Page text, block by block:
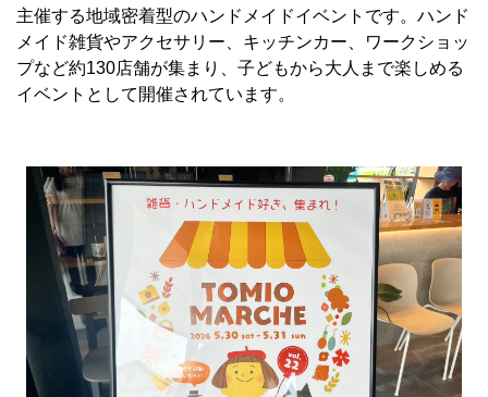
主催する地域密着型のハンドメイドイベントです。ハンド
メイド雑貨やアクセサリー、キッチンカー、ワークショッ
プなど約130店舗が集まり、子どもから大人まで楽しめる
イベントとして開催されています。